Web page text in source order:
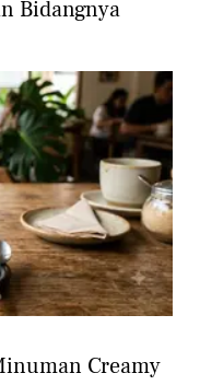
Bidangnya
Creamy